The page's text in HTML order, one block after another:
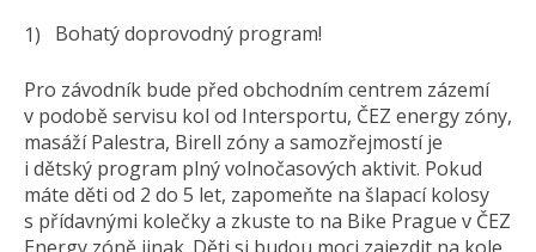
Bohatý doprovodný program!
Pro závodník bude před obchodním centrem zázemí
v podobě servisu kol od Intersportu, ČEZ energy zóny,
masáží Palestra, Birell zóny a samozřejmostí je
i dětský program plný volnočasových aktivit. Pokud
máte děti od 2 do 5 let, zapomeňte na šlapací kolosy
s přídavnými kolečky a zkuste to na Bike Prague v ČEZ